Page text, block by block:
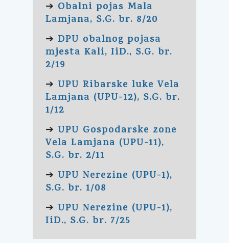
➔ Obalni pojas Mala
Lamjana, S.G. br. 8/20
➔ DPU obalnog pojasa
mjesta Kali, IiD., S.G. br.
2/19
➔ UPU Ribarske luke Vela
Lamjana (UPU-12), S.G. br.
1/12
➔ UPU Gospodarske zone
Vela Lamjana (UPU-11),
S.G. br. 2/11
➔ UPU Nerezine (UPU-1),
S.G. br. 1/08
➔ UPU Nerezine (UPU-1),
IiD., S.G. br. 7/25